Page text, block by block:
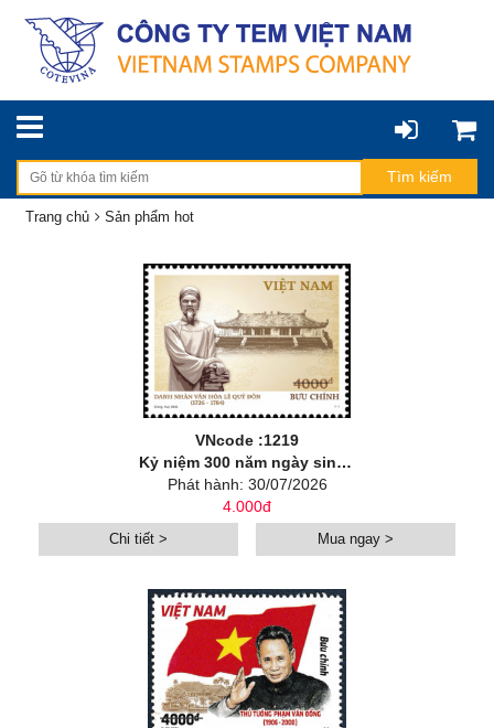
Trang chủ Sản phẩm hot
VNcode :1219
Kỷ niệm 300 năm ngày sinh danh nhân văn hoá Lê Quý Đôn (1726-2026)
Phát hành: 30/07/2026
4.000đ
Chi tiết > Mua ngay >